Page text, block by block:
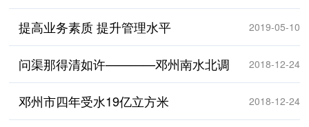
提高业务素质 提升管理水平 2019-05-10
问渠那得清如许————邓州南水北调 2018-12-24
邓州市四年受水19亿立方米 2018-12-24